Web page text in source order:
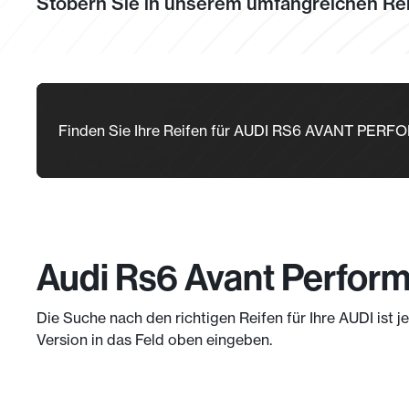
Finden Sie Ihre Reifen für AUDI RS6 AVANT
Audi Rs6 Avant
Die Suche nach den richtigen Reifen für Ihre AUDI ist
Version in das Feld oben eingeben.